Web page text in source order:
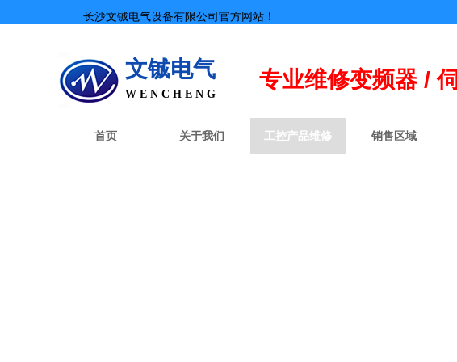
专业维修变频器 / 伺
长沙文铖电气设备有限公司官方网站！
文铖电气
W E N C H E N G
首页 关于我们 工控产品维修 销售区域